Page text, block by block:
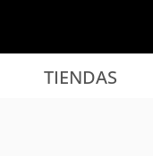
TIENDAS